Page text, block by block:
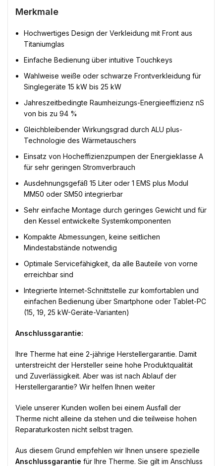
Merkmale
Hochwertiges Design der Verkleidung mit Front aus
Titaniumglas
Einfache Bedienung über intuitive Touchkeys
Wahlweise weiße oder schwarze Frontverkleidung für
Singlegeräte 15 kW bis 25 kW
Jahreszeitbedingte Raumheizungs-Energieeffizienz nS
von bis zu 94 %
Gleichbleibender Wirkungsgrad durch ALU plus-
Technologie des Wärmetauschers
Einsatz von Hocheffizienzpumpen der Energieklasse A
für sehr geringen Stromverbrauch
Ausdehnungsgefäß 15 Liter oder 1 EMS plus Modul
MM50 oder SM50 integrierbar
Sehr einfache Montage durch geringes Gewicht und für
den Kessel entwickelte Systemkomponenten
Kompakte Abmessungen, keine seitlichen
Mindestabstände notwendig
Optimale Servicefähigkeit, da alle Bauteile von vorne
erreichbar sind
Integrierte Internet-Schnittstelle zur komfortablen und
einfachen Bedienung über Smartphone oder Tablet-PC
(15, 19, 25 kW-Geräte-Varianten)
Anschlussgarantie:
Ihre Therme hat eine 2-jährige Herstellergarantie. Damit
unterstreicht der Hersteller seine hohe Produktqualität
und Zuverlässigkeit. Aber was ist nach Ablauf der
Herstellergarantie? Wir helfen Ihnen weiter
Viele unserer Kunden wollen bei einem Ausfall der
Therme nicht alleine da stehen und die teilweise hohen
Reparaturkosten nicht selbst tragen.
Aus diesem Grund empfehlen wir Ihnen unsere spezielle
Anschlussgarantie für Ihre Therme. Sie gilt im Anschluss